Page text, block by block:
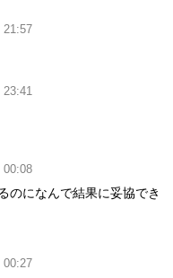
のになんで結果に妥協でき